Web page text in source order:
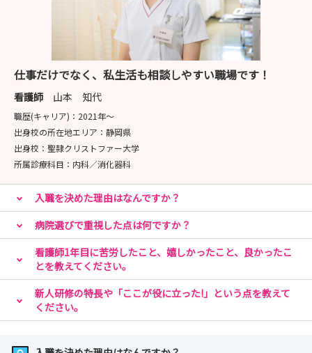
仕事だけでなく、私生活も相談しやすい職場です！
看護師 山本 知代
職歴(キャリア)： 2021年〜
出身校の所在地エリア： 静岡県
出身校： 聖隷クリストファー大学
所属診療科目： 内科／消化器科
入職を決めた理由はなんですか？
病院選びで重視した点は何ですか？
看護師1年目に苦労したこと、嬉しかったこと、良かったこ
とを教えてください。
新人研修の特長や「ここが役に立った!」という点を教えて
ください。